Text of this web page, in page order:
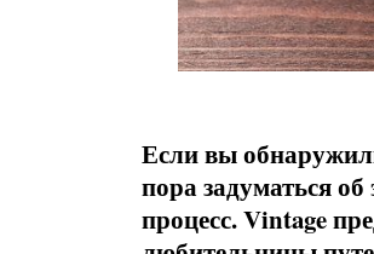
Если вы
пора задуматься
процесс. Vintage